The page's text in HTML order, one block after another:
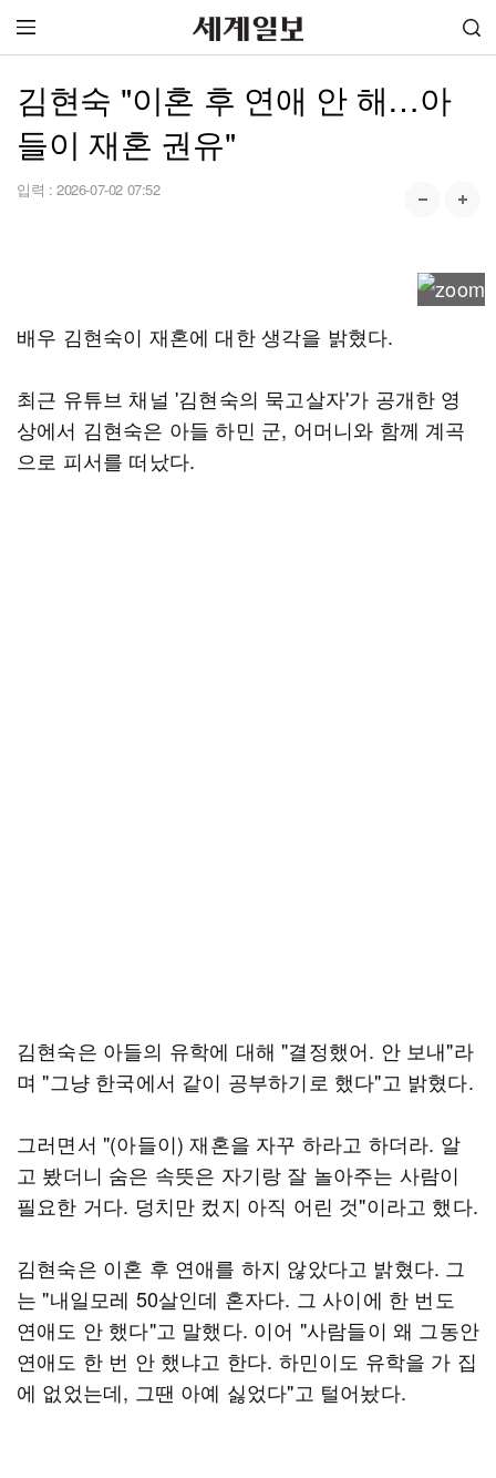
김현숙 "이혼 후 연애 안 해…아
들이 재혼 권유"
입력 : 2026-07-02 07:52
배우 김현숙이 재혼에 대한 생각을 밝혔다.
최근 유튜브 채널 '김현숙의 묵고살자'가 공개한 영
상에서 김현숙은 아들 하민 군, 어머니와 함께 계곡
으로 피서를 떠났다.
김현숙은 아들의 유학에 대해 "결정했어. 안 보내"라
며 "그냥 한국에서 같이 공부하기로 했다"고 밝혔다.
그러면서 "(아들이) 재혼을 자꾸 하라고 하더라. 알
고 봤더니 숨은 속뜻은 자기랑 잘 놀아주는 사람이
필요한 거다. 덩치만 컸지 아직 어린 것"이라고 했다.
김현숙은 이혼 후 연애를 하지 않았다고 밝혔다. 그
는 "내일모레 50살인데 혼자다. 그 사이에 한 번도
연애도 안 했다"고 말했다. 이어 "사람들이 왜 그동안
연애도 한 번 안 했냐고 한다. 하민이도 유학을 가 집
에 없었는데, 그땐 아예 싫었다"고 털어놨다.